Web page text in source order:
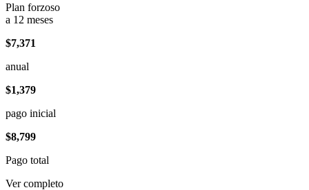
Plan forzoso
a 12 meses
$7,371
anual
$1,379
pago inicial
$8,799
Pago total
Ver completo